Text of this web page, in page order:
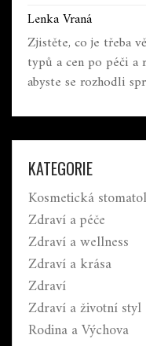
Lenka Vraná
Zjistěte, co je třeba
typů a cen po péči a
abyste se rozhodli
KATEGORIE
Kosmetická
Zdraví a péče
Zdraví a wellness
Zdraví a krása
Zdraví
Zdraví a životní styl
Rodina a Výchova